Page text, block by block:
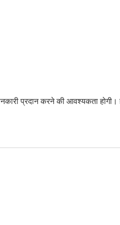
प्रदान करने की आवश्यकता